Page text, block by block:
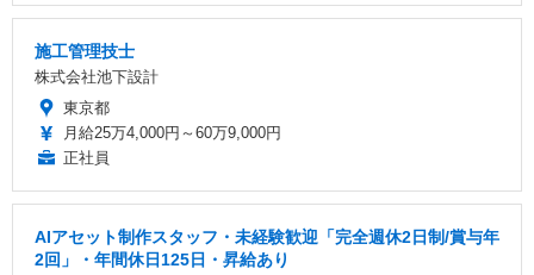
施工管理技士
株式会社池下設計
東京都
月給25万4,000円～60万9,000円
正社員
AIアセット制作スタッフ・未経験歓迎「完全週休2日制/賞与年
2回」・年間休日125日・昇給あり